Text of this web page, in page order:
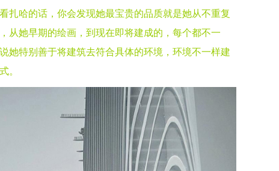
扎哈的话，你会发现她最宝贵的品质就是她从不重复
从她早期的绘画，到现在即将建成的，每个都不一
她特别善于将建筑去符合具体的环境，环境不一样建
。